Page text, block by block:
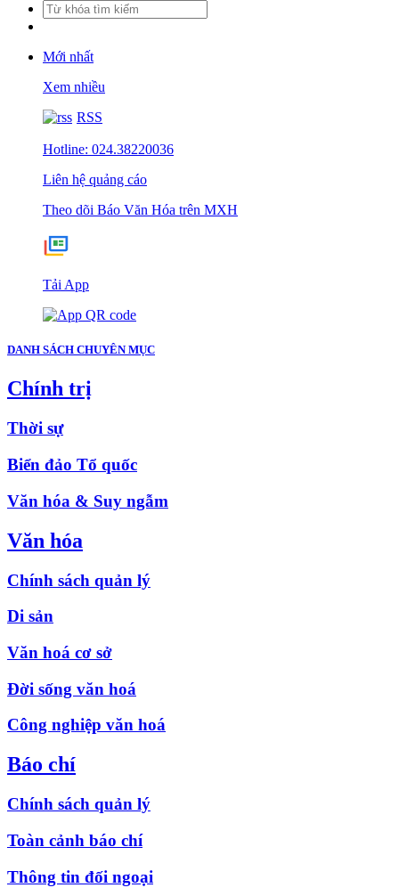
Mới nhất
Xem nhiều
RSS
Hotline: 024.38220036
Liên hệ quảng cáo
Theo dõi Báo Văn Hóa trên MXH
Tải App
DANH SÁCH CHUYÊN MỤC
Chính trị
Thời sự
Biển đảo Tổ quốc
Văn hóa & Suy ngẫm
Văn hóa
Chính sách quản lý
Di sản
Văn hoá cơ sở
Đời sống văn hoá
Công nghiệp văn hoá
Báo chí
Chính sách quản lý
Toàn cảnh báo chí
Thông tin đối ngoại